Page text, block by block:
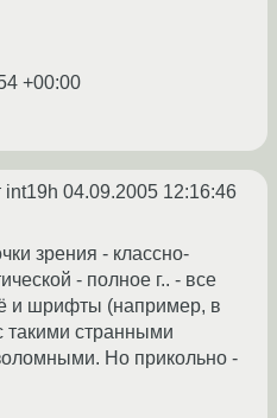
+00:00
int19h 04.09.2005 12:16:46
зрения - классно-
- полное г.. - все
и шрифты (например, в
такими странными
Но прикольно -